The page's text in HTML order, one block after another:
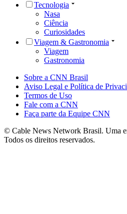
Tecnologia
Nasa
Ciência
Curiosidades
Viagem & Gastronomia
Viagem
Gastronomia
Sobre a CNN Brasil
Aviso Legal e Política de
Termos de Uso
Fale com a CNN
Faça parte da Equipe CNN
© Cable News Network Brasil. Uma
Todos os direitos reservados.